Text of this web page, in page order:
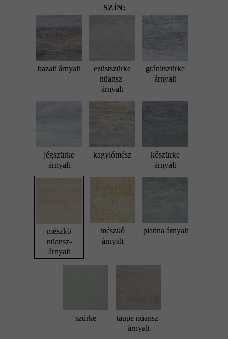
SZÍN:
bazalt árnyalt
ezüstszürke
nüansz-
árnyalt
gránitszürke
árnyalt
jégszürke
árnyalt
kagylómész
kőszürke
árnyalt
mészkő
nüansz-
árnyalt
mészkő
árnyalt
platina árnyalt
szürke
taupe nüansz-
árnyalt